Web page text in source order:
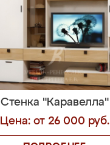
Стенка "Каравелла"
Цена: от 26 000 руб.